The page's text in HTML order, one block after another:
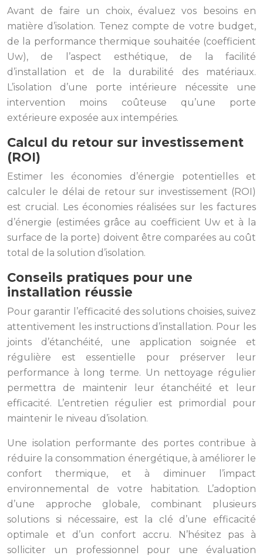
Avant de faire un choix, évaluez vos besoins en
matière d’isolation. Tenez compte de votre budget,
de la performance thermique souhaitée (coefficient
Uw), de l’aspect esthétique, de la facilité
d’installation et de la durabilité des matériaux.
L’isolation d’une porte intérieure nécessite une
intervention moins coûteuse qu’une porte
extérieure exposée aux intempéries.
Calcul du retour sur investissement
(ROI)
Estimer les économies d’énergie potentielles et
calculer le délai de retour sur investissement (ROI)
est crucial. Les économies réalisées sur les factures
d’énergie (estimées grâce au coefficient Uw et à la
surface de la porte) doivent être comparées au coût
total de la solution d’isolation.
Conseils pratiques pour une
installation réussie
Pour garantir l’efficacité des solutions choisies, suivez
attentivement les instructions d’installation. Pour les
joints d’étanchéité, une application soignée et
régulière est essentielle pour préserver leur
performance à long terme. Un nettoyage régulier
permettra de maintenir leur étanchéité et leur
efficacité. L’entretien régulier est primordial pour
maintenir le niveau d’isolation.
Une isolation performante des portes contribue à
réduire la consommation énergétique, à améliorer le
confort thermique, et à diminuer l’impact
environnemental de votre habitation. L’adoption
d’une approche globale, combinant plusieurs
solutions si nécessaire, est la clé d’une efficacité
optimale et d’un confort accru. N’hésitez pas à
solliciter un professionnel pour une évaluation